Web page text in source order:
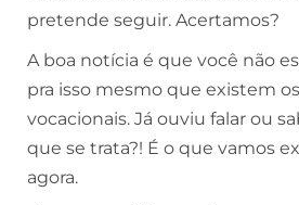
pretende seguir. Acertamos?
A boa notícia é que você não
pra isso mesmo que existem
vocacionais. Já ouviu falar ou
que se trata?! É o que vamos
agora.